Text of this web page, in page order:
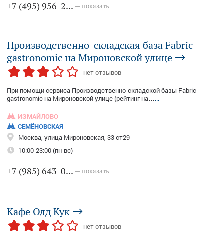
+7 (495) 956-2... — показать
Производственно-складская база Fabric
gastronomic на Мироновской улице
нет отзывов
При помощи сервиса Производственно-складской базы Fabric
gastronomic на Мироновской улице (рейтинг на…...
ИЗМАЙЛОВО
СЕМЁНОВСКАЯ
Москва, улица Мироновская, 33 ст29
10:00-23:00 (пн-вс)
+7 (985) 643-0... — показать
Кафе Олд Кук
нет отзывов